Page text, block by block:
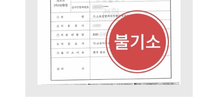
형사 주요 업무사례
사례분석/최신동향
형사 법률정보
법률지식인
형사소송·상담후기
업무분야